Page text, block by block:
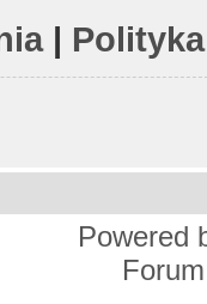
|
Powered